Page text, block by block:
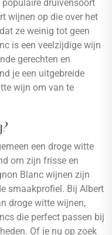
druivensoort
wijnen op die over het
ze weinig tot geen
is een veelzijdige wijn
gerechten en
je een uitgebreide
wijn om van te
een droge witte
om zijn frisse en
Blanc wijnen zijn
smaakprofiel. Bij Albert
droge witte wijnen,
die perfect passen bij
Of je nu op zoek